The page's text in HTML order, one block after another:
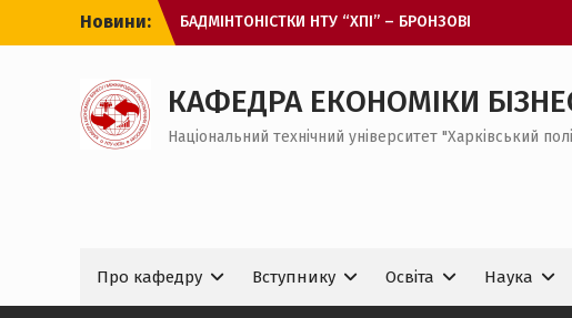
Новини:
БАДМІНТОНІСТКИ НТУ “ХПІ” – БРОНЗОВІ
ПРИЗЕРКИ ЧЕМПІОНАТУ ЄВРОПИ
ОНЛАЙН-ЗУСТРІЧ ДЛЯ ВСТУПНИКІВ ДО
МАГІСТРАТУРИ
ЗАХІД ДЛЯ ЗДОБУВАЧІВ ВИЩОЇ ОСВІТИ
КАФЕДРА ЕКОНОМІКИ
Національний технічний університет "Харківський
Про кафедру Вступнику Освіта Наука